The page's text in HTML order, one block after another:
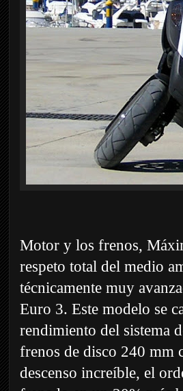
Motor y los frenos,
respeto total del medio
técnicamente muy
Euro 3. Este modelo se
rendimiento del sistema
frenos de disco 240 mm
descenso increíble, el